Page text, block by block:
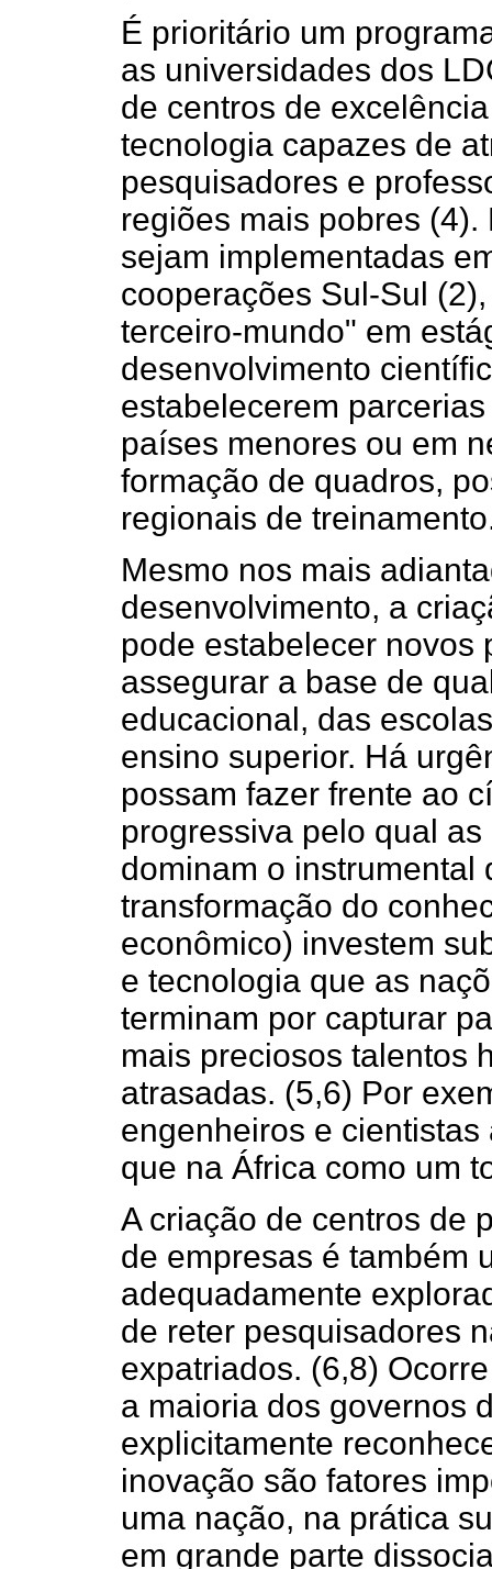
É prioritário um
as universidades dos
de centros de
tecnologia capazes de
pesquisadores e
regiões mais pobres
sejam implementadas
cooperações Sul-Sul
terceiro-mundo" em
desenvolvimento
estabelecerem
países menores ou em
formação de quadros,
regionais de
Mesmo nos mais
desenvolvimento, a
pode estabelecer novos
assegurar a base de
educacional, das
ensino superior. Há
possam fazer frente ao
progressiva pelo qual
dominam o instrumental
transformação do
econômico) investem
e tecnologia que as
terminam por capturar
mais preciosos talentos
atrasadas. (5,6) Por
engenheiros e
que na África como um
A criação de centros de
de empresas é também
adequadamente
de reter pesquisadores
expatriados. (6,8)
a maioria dos governos
explicitamente
inovação são fatores
uma nação, na prática
em grande parte